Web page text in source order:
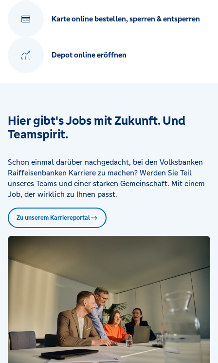
Karte online bestellen, sperren & entsperren
Depot online eröffnen
Hier gibt's Jobs mit Zukunft. Und
Teamspirit.
Schon einmal darüber nachgedacht, bei den Volksbanken
Raiffeisenbanken Karriere zu machen? Werden Sie Teil
unseres Teams und einer starken Gemeinschaft. Mit einem
Job, der wirklich zu Ihnen passt.
Zu unserem Karriereportal